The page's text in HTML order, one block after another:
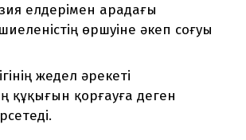
елдерімен арадағы
өршуіне әкеп соғуы
жедел әрекеті
құқығын қорғауға деген